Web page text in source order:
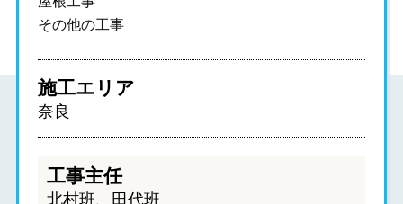
その他の工事
施工エリア
奈良
工事主任
北村班、田代班